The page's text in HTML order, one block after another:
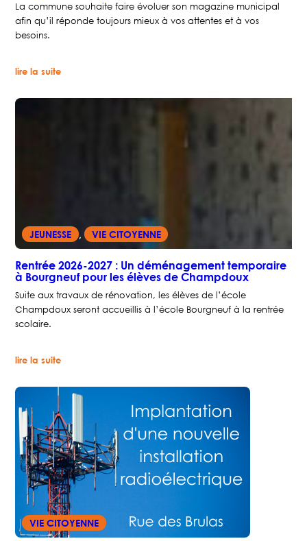
La commune souhaite faire évoluer son magazine municipal
afin qu’il réponde toujours mieux à vos attentes et à vos
besoins.
lire la suite:
:
JEUNESSE , VIE CITOYENNE
Rentrée 2026-2027 : Un déménagement temporaire
à Bourgneuf pour les élèves de Champdoux
Suite aux travaux de rénovation, les élèves de l’école
Champdoux seront accueillis à l’école Bourgneuf à la rentrée
scolaire.
lire la suite:
2027
Un
déménagement
temporaire
à
Bourgneuf
pour
les
élèves
de
Champdoux
VIE CITOYENNE